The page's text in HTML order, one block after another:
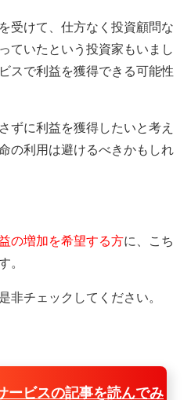
受けて、仕方なく投資顧問な
ていたという投資家もいまし
スで利益を獲得できる可能性
ずに利益を獲得したいと考え
の利用は避けるべきかもしれ
の増加を希望する方に、こち
。
非チェックしてください。
ービスの記事を読んでみ